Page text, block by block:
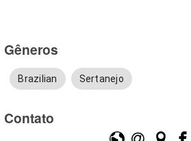
Gêneros
Brazilian Sertanejo
Contato